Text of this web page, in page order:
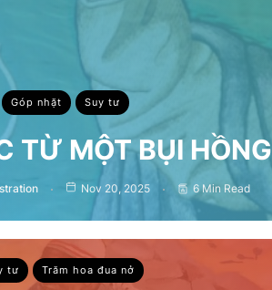
Góp nhặt Suy tư
TỪ MỘT BỤI HỒNG
Nov 20, 2025 6 Min Read
tư Trăm hoa đua nở